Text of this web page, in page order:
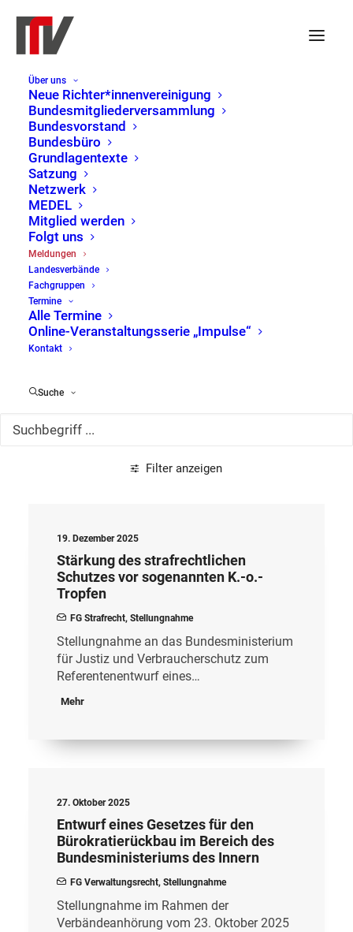
Über uns
Neue Richter*innenvereinigung
Bundesmitgliederversammlung
Bundesvorstand
Bundesbüro
Grundlagentexte
Satzung
Netzwerk
MEDEL
Mitglied werden
Folgt uns
Meldungen
Landesverbände
Fachgruppen
Termine
Alle Termine
Online-Veranstaltungsserie „Impulse“
Kontakt
Suche
Filter anzeigen
19. Dezember 2025
Stärkung des strafrechtlichen
Schutzes vor sogenannten K.-o.-
Tropfen
FG Strafrecht, Stellungnahme
Stellungnahme an das Bundesministerium
für Justiz und Verbraucherschutz zum
Referentenentwurf eines…
Mehr
27. Oktober 2025
Entwurf eines Gesetzes für den
Bürokratierückbau im Bereich des
Bundesministeriums des Innern
FG Verwaltungsrecht, Stellungnahme
Stellungnahme im Rahmen der
Verbändeanhörung vom 23. Oktober 2025